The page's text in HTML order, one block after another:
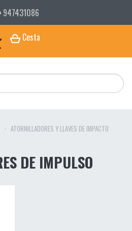
947431086
Cesta
ATORNILLADORES Y LLAVES DE IMPACTO
DE IMPULSO